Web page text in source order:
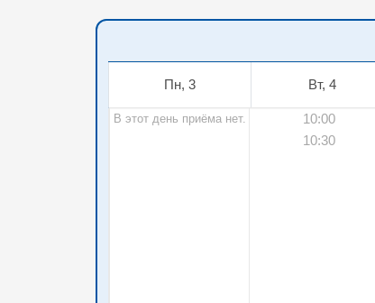
Пн, 3 Вт, 4
В этот день приёма нет.
10:00
10:30